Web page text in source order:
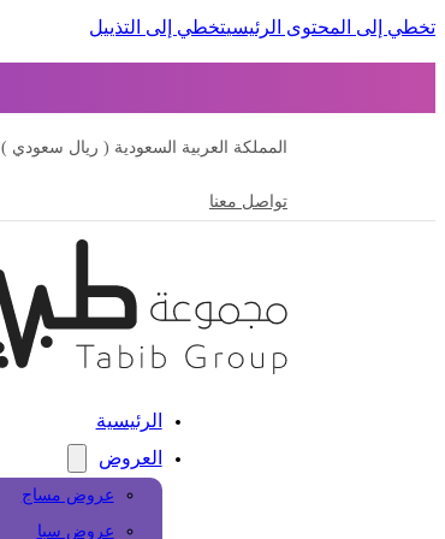
تخطي إلى المحتوى الرئيسيتخطي إلى التذييل
المملكة العربية السعودية ( ريال سعودي )
تواصل معنا
الرئيسية
العروض
عروض مساج
عروض سبا